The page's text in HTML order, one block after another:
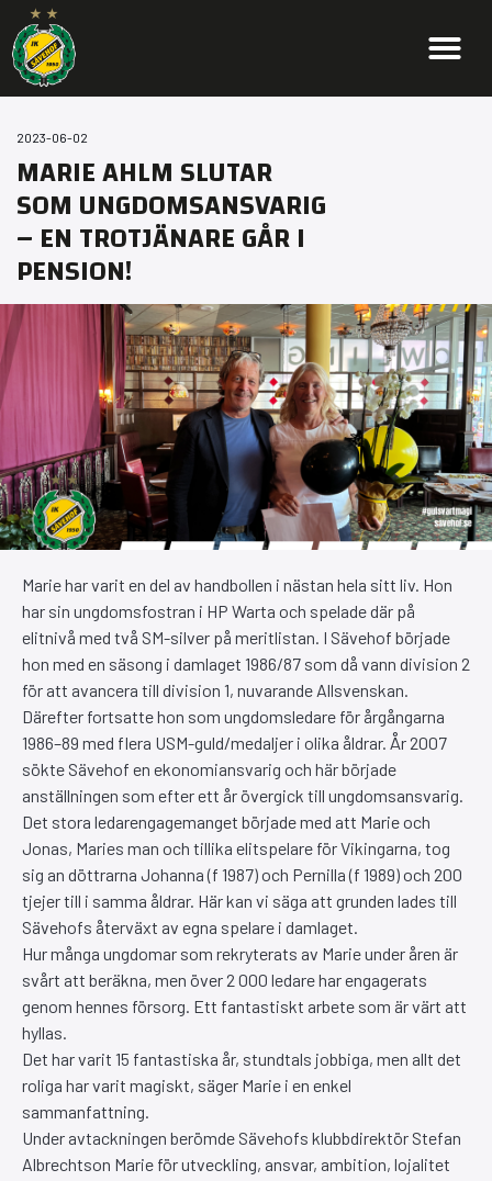
2023-06-02
MARIE AHLM SLUTAR
SOM UNGDOMSANSVARIG
– EN TROTJÄNARE GÅR I
PENSION!
Marie har varit en del av handbollen i nästan hela sitt liv. Hon
har sin ungdomsfostran i HP Warta och spelade där på
elitnivå med två SM-silver på meritlistan. I Sävehof började
hon med en säsong i damlaget 1986/87 som då vann division 2
för att avancera till division 1, nuvarande Allsvenskan.
Därefter fortsatte hon som ungdomsledare för årgångarna
1986–89 med flera USM-guld/medaljer i olika åldrar. År 2007
sökte Sävehof en ekonomiansvarig och här började
anställningen som efter ett år övergick till ungdomsansvarig.
Det stora ledarengagemanget började med att Marie och
Jonas, Maries man och tillika elitspelare för Vikingarna, tog
sig an döttrarna Johanna (f 1987) och Pernilla (f 1989) och 200
tjejer till i samma åldrar. Här kan vi säga att grunden lades till
Sävehofs återväxt av egna spelare i damlaget.
Hur många ungdomar som rekryterats av Marie under åren är
svårt att beräkna, men över 2 000 ledare har engagerats
genom hennes försorg. Ett fantastiskt arbete som är värt att
hyllas.
Det har varit 15 fantastiska år, stundtals jobbiga, men allt det
roliga har varit magiskt, säger Marie i en enkel
sammanfattning.
Under avtackningen berömde Sävehofs klubbdirektör Stefan
Albrechtson Marie för utveckling, ansvar, ambition, lojalitet